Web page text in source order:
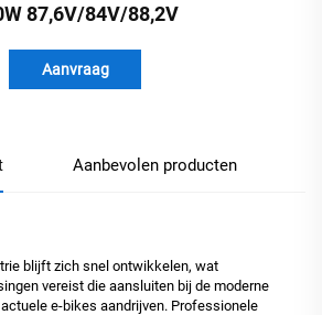
87,6V/84V/88,2V
Aanvraag
Aanbevolen producten
blijft zich snel ontwikkelen, wat
vereist die aansluiten bij de moderne
e-bikes aandrijven. Professionele